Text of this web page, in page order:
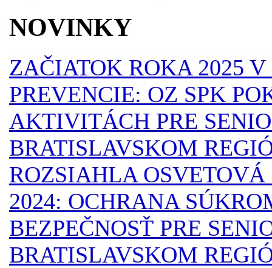
NOVINKY
ZAČIATOK ROKA 2025
PREVENCIE: OZ SPK
AKTIVITÁCH PRE
BRATISLAVSKOM
ROZSIAHLA
2024: OCHRANA
BEZPEČNOSŤ PRE
BRATISLAVSKOM